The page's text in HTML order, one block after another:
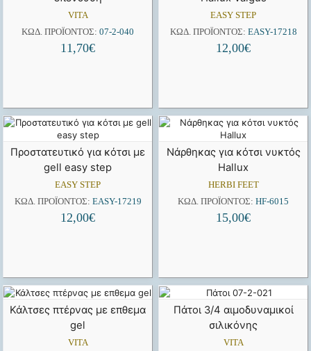
VITA
ΚΩΔ. ΠΡΟΪΌΝΤΟΣ: 07-2-040
11,70€
EASY STEP
ΚΩΔ. ΠΡΟΪΌΝΤΟΣ: EASY-17218
12,00€
Προστατευτικό για κότσι με
gell easy step
EASY STEP
ΚΩΔ. ΠΡΟΪΌΝΤΟΣ: EASY-17219
12,00€
Νάρθηκας για κότσι νυκτός
Hallux
HERBI FEET
ΚΩΔ. ΠΡΟΪΌΝΤΟΣ: HF-6015
15,00€
Κάλτσες πτέρνας με επθεμα
gel
VITA
Πάτοι 3/4 αιμοδυναμικοί
σιλικόνης
VITA